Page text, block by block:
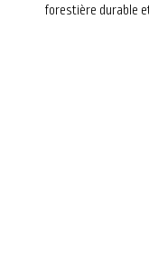
forestière durable